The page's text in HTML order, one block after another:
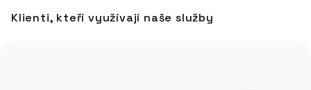
Klienti, kteří využívají naše služby